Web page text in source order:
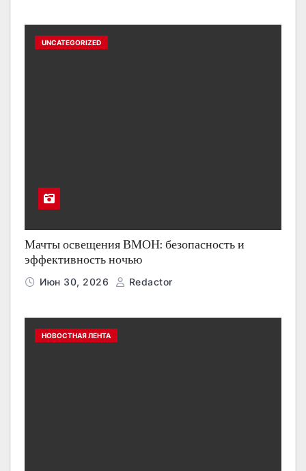
UNCATEGORIZED
Мачты освещения ВМОН: безопасность и
эффективность ночью
Июн 30, 2026 Redactor
НОВОСТНАЯ ЛЕНТА